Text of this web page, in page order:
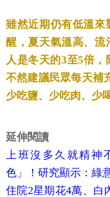
雖然近期仍有低溫來
醒，夏天氣溫高、流
人是冬天的3至5倍，
不然建議民眾每天補
少吃鹽、少吃肉、少
延伸閱讀
上班沒多久就精神
色」！研究顯示：綠
住院2星期花4萬、白